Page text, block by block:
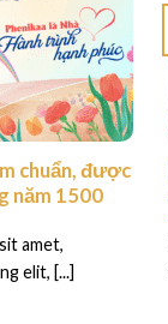
chuẩn, được
năm 1500
amet,
elit, [...]